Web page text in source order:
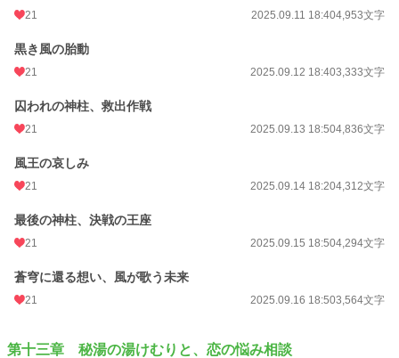
21 2025.09.11 18:404,953文字
黒き風の胎動
21 2025.09.12 18:403,333文字
囚われの神柱、救出作戦
21 2025.09.13 18:504,836文字
風王の哀しみ
21 2025.09.14 18:204,312文字
最後の神柱、決戦の王座
21 2025.09.15 18:504,294文字
蒼穹に還る想い、風が歌う未来
21 2025.09.16 18:503,564文字
第十三章 秘湯の湯けむりと、恋の悩み相談